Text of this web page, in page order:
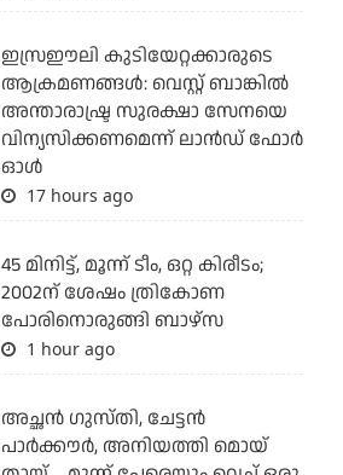
ഇസ്രഈലി കുടിയേറ്റക്കാരുടെ
ആക്രമണങ്ങള്‍: വെസ്റ്റ് ബാങ്കില്‍
അന്താരാഷ്ട്ര സുരക്ഷാ സേനയെ
വിന്യസിക്കണമെന്ന് ലാന്‍ഡ് ഫോര്‍
ഓള്‍
17 hours ago
45 മിനിട്ട്, മൂന്ന് ടീം, ഒറ്റ കിരീടം;
2002ന് ശേഷം ത്രികോണ
പോരിനൊരുങ്ങി ബാഴ്‌സ
1 hour ago
അച്ഛന്‍ ഗുസ്തി, ചേട്ടന്‍
പാര്‍ക്കൗര്‍, അനിയത്തി മൊയ്